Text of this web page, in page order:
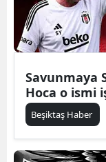
Savunmaya
Hoca o ismi
Beşiktaş Haber